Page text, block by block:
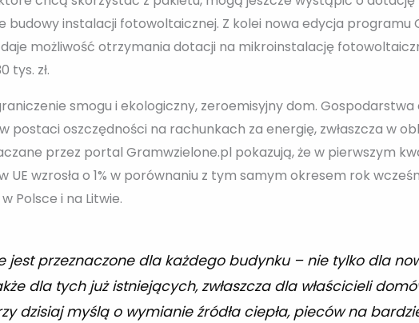
budowy instalacji fotowoltaicznej. Z kolei nowa edycja programu
daje możliwość otrzymania dotacji na mikroinstalację
tys. zł.
smogu i ekologiczny, zeroemisyjny dom.
postaci oszczędności na rachunkach za energię, zwłaszcza w
przez portal Gramwzielone.pl pokazują, że w pierwszym
wzrosła o 1% w porównaniu z tym samym okresem rok
Polsce i na Litwie.
jest przeznaczone dla każdego budynku – nie tylko dla
dla tych już istniejących, zwłaszcza dla właścicieli
dzisiaj myślą o wymianie źródła ciepła, pieców na